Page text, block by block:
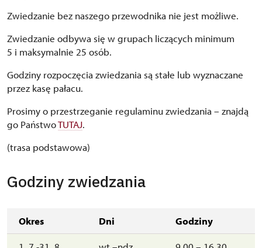
Zwiedzanie bez naszego przewodnika nie jest możliwe.
Zwiedzanie odbywa się w grupach liczących minimum
5 i maksymalnie 25 osób.
Godziny rozpoczęcia zwiedzania są stałe lub wyznaczane
przez kasę pałacu.
Prosimy o przestrzeganie regulaminu zwiedzania – znajdą
go PaństwoTUTAJ.
(trasa podstawowa)
Godziny zwiedzania
Okres Dni Godziny